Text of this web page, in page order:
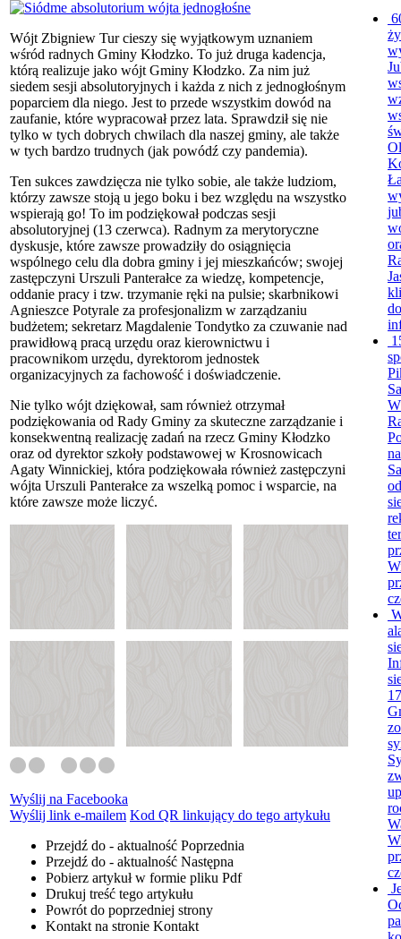
Wójt Zbigniew Tur cieszy się wyjątkowym uznaniem
wśród radnych Gminy Kłodzko. To już druga kadencja,
którą realizuje jako wójt Gminy Kłodzko. Za nim już
siedem sesji absolutoryjnych i każda z nich z jednogłośnym
poparciem dla niego. Jest to przede wszystkim dowód na
zaufanie, które wypracował przez lata. Sprawdził się nie
tylko w tych dobrych chwilach dla naszej gminy, ale także
w tych bardzo trudnych (jak powódź czy pandemia).
Ten sukces zawdzięcza nie tylko sobie, ale także ludziom,
którzy zawsze stoją u jego boku i bez względu na wszystko
wspierają go! To im podziękował podczas sesji
absolutoryjnej (13 czerwca). Radnym za merytoryczne
dyskusje, które zawsze prowadziły do osiągnięcia
wspólnego celu dla dobra gminy i jej mieszkańców; swojej
zastępczyni Urszuli Panterałce za wiedzę, kompetencje,
oddanie pracy i tzw. trzymanie ręki na pulsie; skarbnikowi
Agnieszce Potyrale za profesjonalizm w zarządzaniu
budżetem; sekretarz Magdalenie Tondytko za czuwanie nad
prawidłową pracą urzędu oraz kierownictwu i
pracownikom urzędu, dyrektorom jednostek
organizacyjnych za fachowość i doświadczenie.
Nie tylko wójt dziękował, sam również otrzymał
podziękowania od Rady Gminy za skuteczne zarządzanie i
konsekwentną realizację zadań na rzecz Gminy Kłodzko
oraz od dyrektor szkoły podstawowej w Krosnowicach
Agaty Winnickiej, która podziękowała również zastępczyni
wójta Urszuli Panterałce za wszelką pomoc i wsparcie, na
które zawsze może liczyć.
Wyślij na Facebooka
Wyślij link e-mailem Kod QR linkujący do tego artykułu
Przejdź do - aktualność Poprzednia
Przejdź do - aktualność Następna
Pobierz artykuł w formie pliku Pdf
Drukuj treść tego artykułu
Powrót do poprzedniej strony
Kontakt na stronie Kontakt